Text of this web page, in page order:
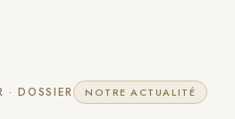
· DOSSIER NOTRE ACTUALITÉ